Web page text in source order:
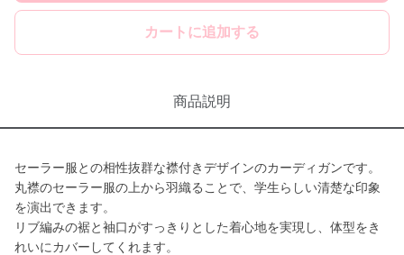
カートに追加する
商品説明
セーラー服との相性抜群な襟付きデザインのカーディガンです。
丸襟のセーラー服の上から羽織ることで、学生らしい清楚な印象
を演出できます。
リブ編みの裾と袖口がすっきりとした着心地を実現し、体型をき
れいにカバーしてくれます。